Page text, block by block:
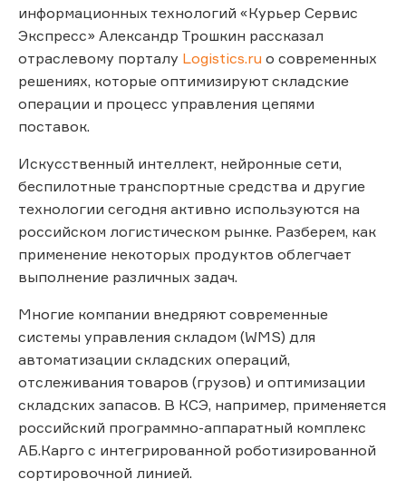
информационных технологий «Курьер Сервис
Экспресс» Александр Трошкин рассказал
отраслевому порталу Logistics.ru о современных
решениях, которые оптимизируют складские
операции и процесс управления цепями
поставок.
Искусственный интеллект, нейронные сети,
беспилотные транспортные средства и другие
технологии сегодня активно используются на
российском логистическом рынке. Разберем, как
применение некоторых продуктов облегчает
выполнение различных задач.
Многие компании внедряют современные
системы управления складом (WMS) для
автоматизации складских операций,
отслеживания товаров (грузов) и оптимизации
складских запасов. В КСЭ, например, применяется
российский программно-аппаратный комплекс
АБ.Карго с интегрированной роботизированной
сортировочной линией.